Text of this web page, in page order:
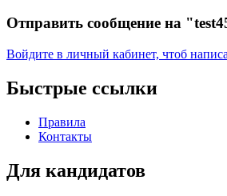
Отправить сообщение на
Войдите в личный кабинет, чтоб
Быстрые ссылки
Правила
Контакты
Для кандидатов